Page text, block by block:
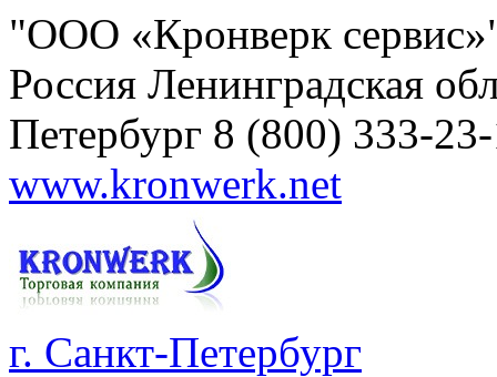
"ООО «Кронверк
Россия Ленинградская
Петербург 8 (800) 333-
www.kronwerk.net
г. Санкт-Петербург